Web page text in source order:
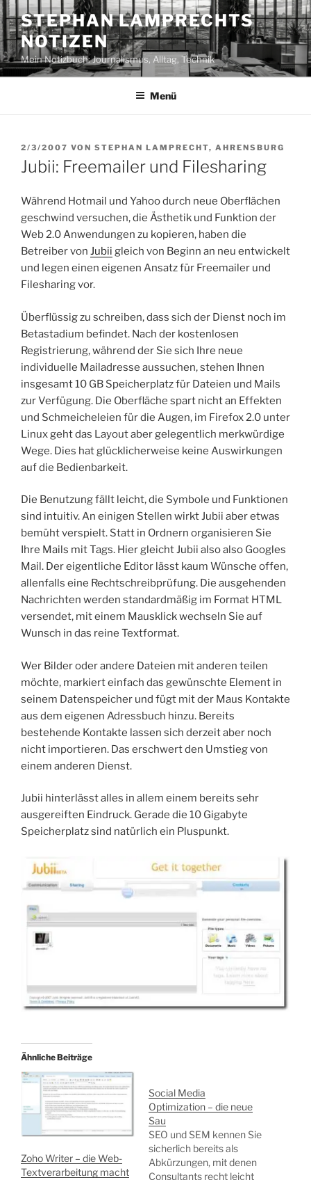
Zum
Inhalt
springen
STEPHAN LAMPRECHTS
NOTIZEN
Mein Notizbuch: Journalismus, Alltag, Technik
Menü
VERÖFFENTLICHT
AM
2/3/2007 VON STEPHAN LAMPRECHT, AHRENSBURG
Jubii: Freemailer und Filesharing
Während Hotmail und Yahoo durch neue Oberflächen
geschwind versuchen, die Ästhetik und Funktion der
Web 2.0 Anwendungen zu kopieren, haben die
Betreiber von Jubii gleich von Beginn an neu entwickelt
und legen einen eigenen Ansatz für Freemailer und
Filesharing vor.
Überflüssig zu schreiben, dass sich der Dienst noch im
Betastadium befindet. Nach der kostenlosen
Registrierung, während der Sie sich Ihre neue
individuelle Mailadresse aussuchen, stehen Ihnen
insgesamt 10 GB Speicherplatz für Dateien und Mails
zur Verfügung. Die Oberfläche spart nicht an Effekten
und Schmeicheleien für die Augen, im Firefox 2.0 unter
Linux geht das Layout aber gelegentlich merkwürdige
Wege. Dies hat glücklicherweise keine Auswirkungen
auf die Bedienbarkeit.
Die Benutzung fällt leicht, die Symbole und Funktionen
sind intuitiv. An einigen Stellen wirkt Jubii aber etwas
bemüht verspielt. Statt in Ordnern organisieren Sie
Ihre Mails mit Tags. Hier gleicht Jubii also also Googles
Mail. Der eigentliche Editor lässt kaum Wünsche offen,
allenfalls eine Rechtschreibprüfung. Die ausgehenden
Nachrichten werden standardmäßig im Format HTML
versendet, mit einem Mausklick wechseln Sie auf
Wunsch in das reine Textformat.
Wer Bilder oder andere Dateien mit anderen teilen
möchte, markiert einfach das gewünschte Element in
seinem Datenspeicher und fügt mit der Maus Kontakte
aus dem eigenen Adressbuch hinzu. Bereits
bestehende Kontakte lassen sich derzeit aber noch
nicht importieren. Das erschwert den Umstieg von
einem anderen Dienst.
Jubii hinterlässt alles in allem einem bereits sehr
ausgereiften Eindruck. Gerade die 10 Gigabyte
Speicherplatz sind natürlich ein Pluspunkt.
Ähnliche Beiträge
Zoho Writer – die Web-
Textverarbeitung macht
Social Media
Optimization – die neue
Sau
SEO und SEM kennen Sie
sicherlich bereits als
Abkürzungen, mit denen
Consultants recht leicht